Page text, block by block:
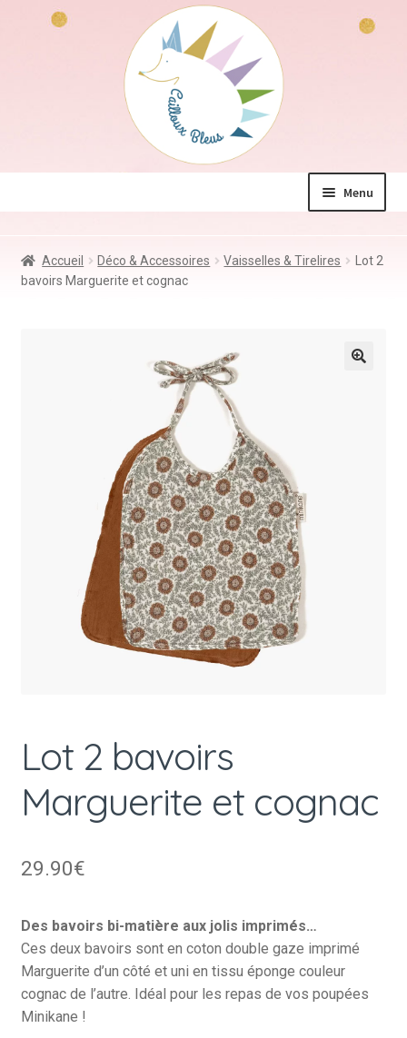
Menu
Jeux & Jouets
Accueil Déco & Accessoires Vaisselles & Tirelires
Lot 2
bavoirs Marguerite et cognac
Lot 2 bavoirs
Marguerite et cognac
29.90€
Des bavoirs bi-matière aux jolis imprimés…
Ces deux bavoirs sont en coton double gaze imprimé
Marguerite d’un côté et uni en tissu éponge couleur
cognac de l’autre. Idéal pour les repas de vos poupées
Minikane !